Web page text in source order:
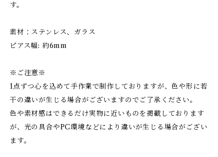
す。
素材：ステンレス、ガラス
ピアス幅: 約6mm
※ご注意※
1点ずつ心を込めて手作業で制作しておりますが、色や形に若
干の違いが生じる場合がございますのでご了承ください。
色や素材感はできるだけ実物に近いものを掲載しております
が、光の具合やPC環境などにより違いが生じる場合がござい
ます。